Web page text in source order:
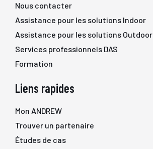
Nous contacter
Assistance pour les solutions Indoor
Assistance pour les solutions Outdoor
Services professionnels DAS
Formation
Liens rapides
Mon ANDREW
Trouver un partenaire
Études de cas